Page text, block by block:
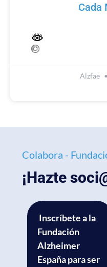
Cada
Alzfae
Colabora -
¡Hazte
Inscríbete a la
Fundación
Alzheimer
España para ser